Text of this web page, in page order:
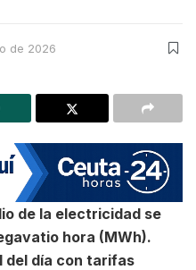
de 2026
de la electricidad se
hora (MWh).
del día con tarifas